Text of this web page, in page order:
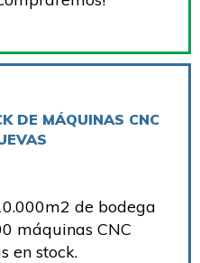
DE MÁQUINAS CNC
de bodega
máquinas CNC
en stock.